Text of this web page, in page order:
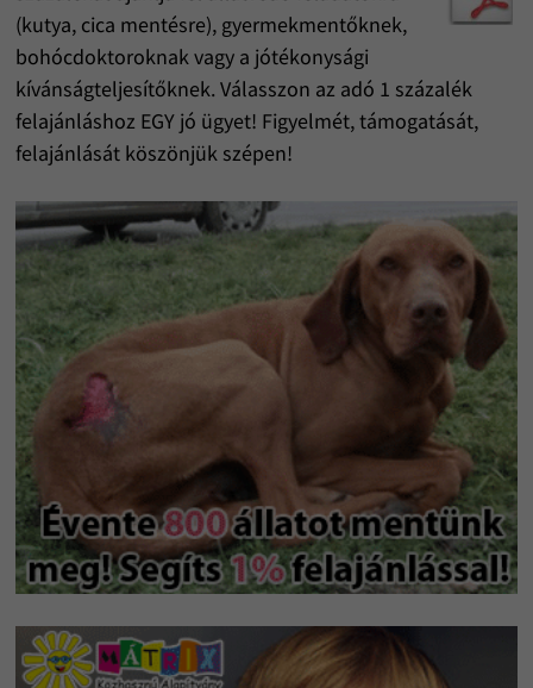
(kutya, cica mentésre), gyermekmentőknek,
bohócdoktoroknak vagy a jótékonysági
kívánságteljesítőknek. Válasszon az adó 1 százalék
felajánláshoz EGY jó ügyet! Figyelmét, támogatását,
felajánlását köszönjük szépen!